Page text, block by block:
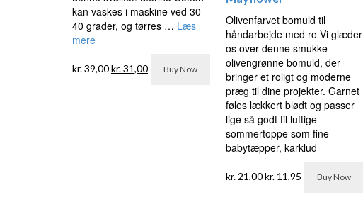
kan vaskes i maskine ved 30 –
40 grader, og tørres … Læs
mere
kr.39,00oprindelige
kr.31,00aktuelleBuy Now
Olivenfarvet bomuld til
håndarbejde med ro Vi glæder
os over denne smukke
olivengrønne bomuld, der
bringer et roligt og moderne
præg til dine projekter. Garnet
føles lækkert blødt og passer
lige så godt til luftige
sommertoppe som fine
babytæpper, karklud
kr.21,00oprindelige
kr.11,95aktuelleBuy Now